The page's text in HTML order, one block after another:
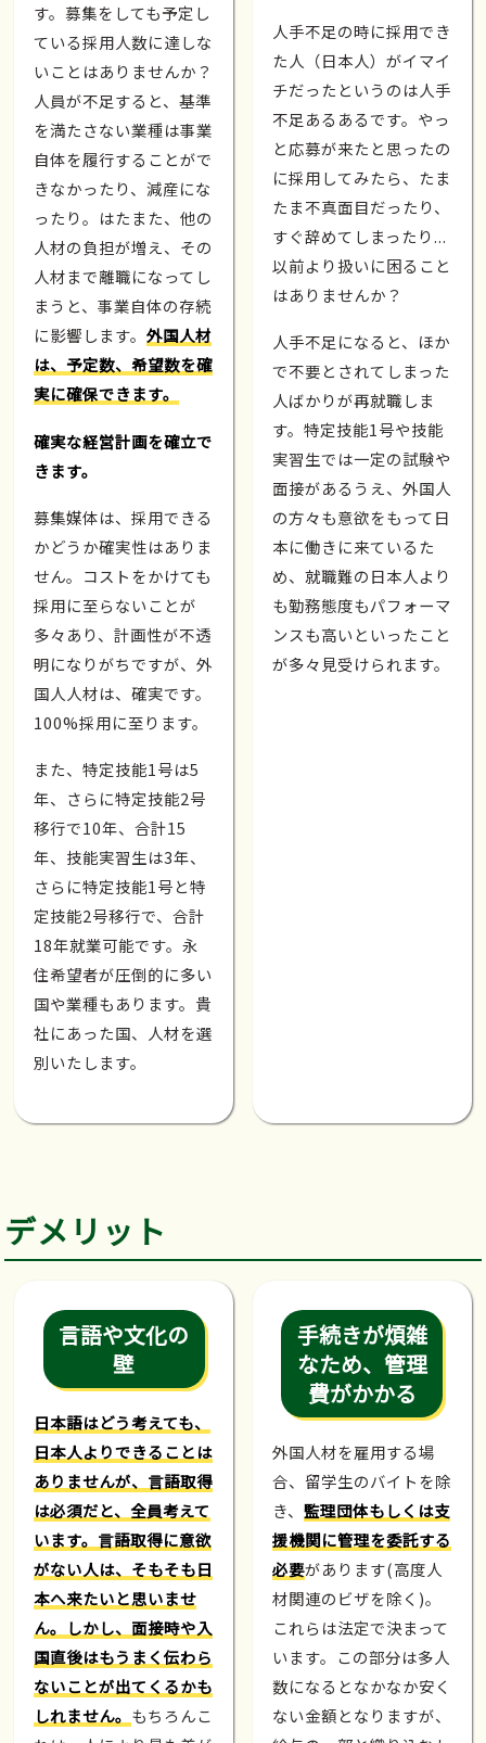
す。募集をしても予定し
ている採用人数に達しな
いことはありませんか？
人員が不足すると、基準
を満たさない業種は事業
自体を履行することがで
きなかったり、減産にな
ったり。はたまた、他の
人材の負担が増え、その
人材まで離職になってし
まうと、事業自体の存続
に影響します。外国人材
は、予定数、希望数を確
実に確保できます。
確実な経営計画を確立で
きます。
募集媒体は、採用できる
かどうか確実性はありま
せん。コストをかけても
採用に至らないことが
多々あり、計画性が不透
明になりがちですが、外
国人人材は、確実です。
100%採用に至ります。
また、特定技能1号は5
年、さらに特定技能2号
移行で10年、合計15
年、技能実習生は3年、
さらに特定技能1号と特
定技能2号移行で、合計
18年就業可能です。永
住希望者が圧倒的に多い
国や業種もあります。貴
社にあった国、人材を選
別いたします。
人手不足の時に採用でき
た人（日本人）がイマイ
チだったというのは人手
不足あるあるです。やっ
と応募が来たと思ったの
に採用してみたら、たま
たま不真面目だったり、
すぐ辞めてしまったり...
以前より扱いに困ること
はありませんか？
人手不足になると、ほか
で不要とされてしまった
人ばかりが再就職しま
す。特定技能1号や技能
実習生では一定の試験や
面接があるうえ、外国人
の方々も意欲をもって日
本に働きに来ているた
め、就職難の日本人より
も勤務態度もパフォーマ
ンスも高いといったこと
が多々見受けられます。
デメリット
言語や文化の
壁
日本語はどう考えても、
日本人よりできることは
ありませんが、言語取得
は必須だと、全員考えて
います。言語取得に意欲
がない人は、そもそも日
本へ来たいと思いませ
ん。しかし、面接時や入
国直後はもうまく伝わら
ないことが出てくるかも
しれません。 もちろんこ
手続きが煩雑
なため、管理
費がかかる
外国人材を雇用する場
合、留学生のバイトを除
き、 監理団体もしくは支
援機関に管理を委託する
必要があります(高度人
材関連のビザを除く)。
これらは法定で決まって
います。この部分は多人
数になるとなかなか安く
ない金額となりますが、